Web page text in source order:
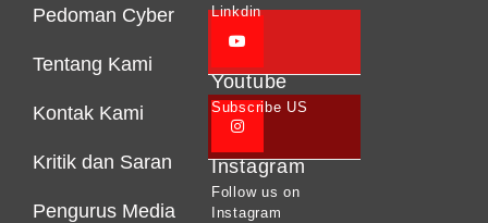
Pedoman Cyber
Tentang Kami
Kontak Kami
Kritik dan Saran
Pengurus Media
Linkdin
Youtube
Subscribe US
Instagram
Follow us on
Instagram